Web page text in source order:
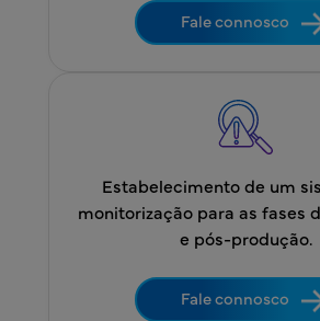
Fale connosco
Estabelecimento de um
monitorização para as fases
e pós-produção.
Fale connosco